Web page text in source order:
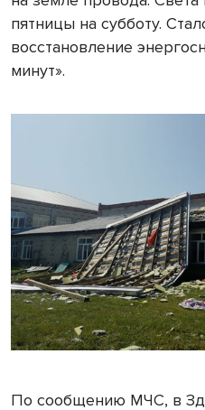
пятницы на субботу.
восстановление
минут».
По сообщению МЧС, в